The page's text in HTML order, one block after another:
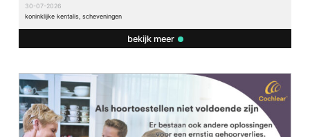
30-07-2026
koninklijke kentalis, scheveningen
bekijk meer